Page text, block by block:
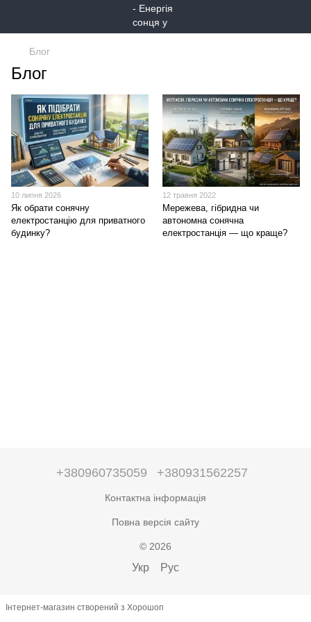
Блог
Блог
10 липня 2026
Як обрати сонячну
електростанцію для приватного
будинку?
12 травня 2022
Мережева, гібридна чи
автономна сонячна
електростанція — що краще?
+380960735059 +380931562257
Контактна інформація
Повна версія сайту
© 2026
Укр Рус
Інтернет-магазин створений з Хорошоп